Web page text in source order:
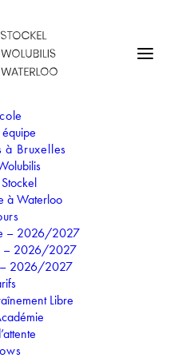
à Bruxelles
à Waterloo
– 2026/2027
– 2026/2027
– 2026/2027
Libre
à l’Ephec et la danse au
que dans différentes écoles
Elle a été danseuse et
Galeries de la Reine ainsi
et shows télévisés. Elle a